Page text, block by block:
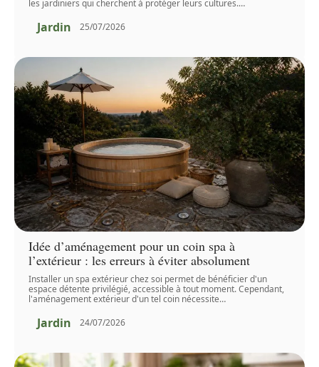
les jardiniers qui cherchent à protéger leurs cultures.…
Jardin 25/07/2026
Idée d’aménagement pour un coin spa à
l’extérieur : les erreurs à éviter absolument
Installer un spa extérieur chez soi permet de bénéficier d'un
espace détente privilégié, accessible à tout moment. Cependant,
l'aménagement extérieur d'un tel coin nécessite…
Jardin 24/07/2026